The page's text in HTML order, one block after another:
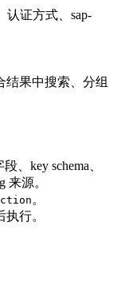
认证方式、sap-
结果中搜索、分组
、key schema、
来源。
。
行。